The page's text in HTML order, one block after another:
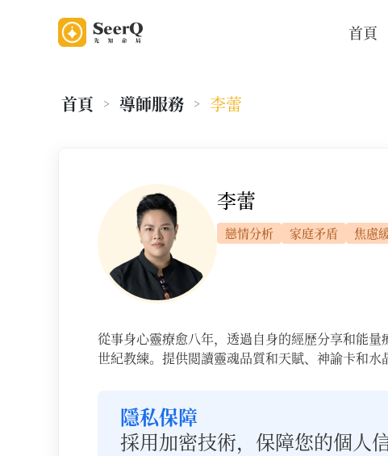
首頁 > 導師服務 > 李蕾
首頁
老師資料 李蕾
戀情分析 家庭矛盾 焦慮
從事身心靈療愈八年，透過自身的經歷分享和能
世紀教練。提供閲讀靈魂品質和天賦、神諭卡和水
隱私保障
採用加密技術，保障您的個人